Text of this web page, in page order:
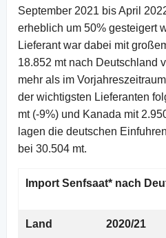
September 2021 bis April
erheblich um 50% gesteigert
Lieferant war dabei mit
18.852 mt nach Deutschland
mehr als im
der wichtigsten Lieferanten
mt (-9%) und Kanada mit
lagen die deutschen
bei 30.504 mt.
Import Senfsaat* nach
Land 2020/21